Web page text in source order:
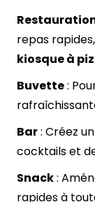
repas
kiosque à
Buvette:
Bar: Créez un
cocktails et
Snack:
rapides à